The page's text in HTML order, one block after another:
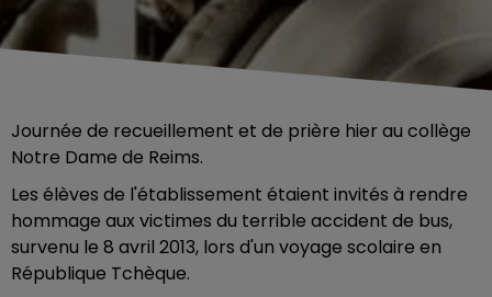
Journée de recueillement et de prière hier au collège
Notre Dame de Reims.
Les élèves de l'établissement étaient invités à rendre
hommage aux victimes du terrible accident de bus,
survenu le 8 avril 2013, lors d'un voyage scolaire en
République Tchèque.